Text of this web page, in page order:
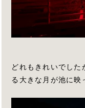
どれもきれいでした
る大きな月が池に映